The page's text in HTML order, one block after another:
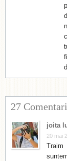
27
joita
20 mai